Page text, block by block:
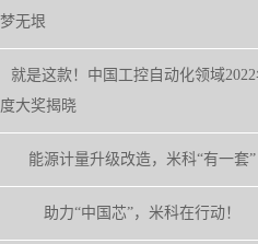
梦无垠
就是这款！中国工控自动化领域
度大奖揭晓
能源计量升级改造，米科“有一套”
助力“中国芯”，米科在行动！